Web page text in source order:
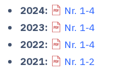
2024:
Nr. 1-4
2023:
Nr. 1-4
2022:
Nr. 1-4
2021:
Nr. 1-2